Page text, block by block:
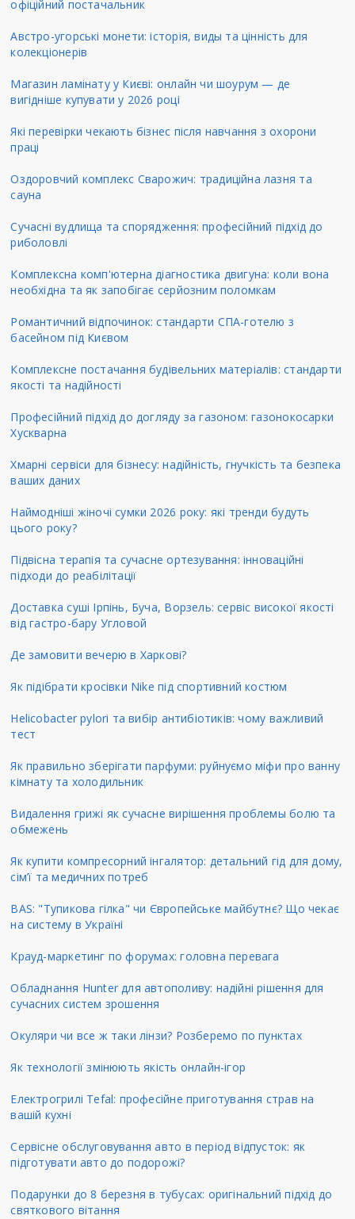
офіційний постачальник
Австро-угорські монети: історія, виды та цінність для
колекціонерів
Магазин ламінату у Києві: онлайн чи шоурум — де
вигідніше купувати у 2026 році
Які перевірки чекають бізнес після навчання з охорони
праці
Оздоровчий комплекс Сварожич: традиційна лазня та
сауна
Сучасні вудлища та спорядження: професійний підхід до
риболовлі
Комплексна комп'ютерна діагностика двигуна: коли вона
необхідна та як запобігає серйозним поломкам
Романтичний відпочинок: стандарти СПА-готелю з
басейном під Києвом
Комплексне постачання будівельних матеріалів: стандарти
якості та надійності
Професійний підхід до догляду за газоном: газонокосарки
Хускварна
Хмарні сервіси для бізнесу: надійність, гнучкість та безпека
ваших даних
Наймодніші жіночі сумки 2026 року: які тренди будуть
цього року?
Підвісна терапія та сучасне ортезування: інноваційні
підходи до реабілітації
Доставка суші Ірпінь, Буча, Ворзель: сервіс високої якості
від гастро-бару Угловой
Де замовити вечерю в Харкові?
Як підібрати кросівки Nike під спортивний костюм
Helicobacter pylori та вибір антибіотиків: чому важливий
тест
Як правильно зберігати парфуми: руйнуємо міфи про ванну
кімнату та холодильник
Видалення грижі як сучасне вирішення проблемы болю та
обмежень
Як купити компресорний інгалятор: детальний гід для дому,
сім’ї та медичних потреб
BAS: "Тупикова гілка" чи Європейське майбутнє? Що чекає
на систему в Україні
Крауд-маркетинг по форумах: головна перевага
Обладнання Hunter для автополиву: надійні рішення для
сучасних систем зрошення
Окуляри чи все ж таки лінзи? Розберемо по пунктах
Як технології змінюють якість онлайн-ігор
Електрогрилі Tefal: професійне приготування страв на
вашій кухні
Сервісне обслуговування авто в період відпусток: як
підготувати авто до подорожі?
Подарунки до 8 березня в тубусах: оригінальний підхід до
святкового вітання